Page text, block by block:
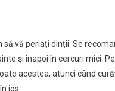
vă periați dinții. Se
și înapoi în cercuri mici.
acestea, atunci când
jos.